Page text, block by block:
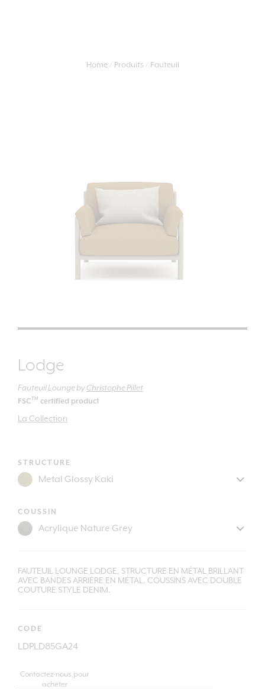
Home Produits Fauteuil
Lodge
Fauteuil LoungebyChristophe Pillet
FSC TM certified product
La Collection
STRUCTURE
COUSSIN
FAUTEUIL LOUNGE LODGE, STRUCTURE EN MÉTAL BRILLANT
AVEC BANDES ARRIÈRE EN MÉTAL. COUSSINS AVEC DOUBLE
COUTURE STYLE DENIM.
CODE
LDPLD85GA24
Contactez-nous pour
acheter